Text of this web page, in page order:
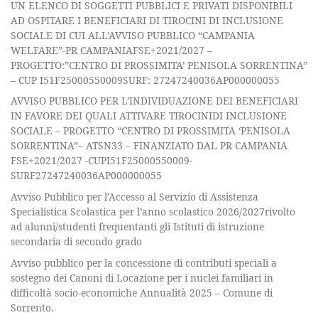
UN ELENCO DI SOGGETTI PUBBLICI E PRIVATI DISPONIBILI
AD OSPITARE I BENEFICIARI DI TIROCINI DI INCLUSIONE
SOCIALE DI CUI ALL’AVVISO PUBBLICO “CAMPANIA
WELFARE”-PR CAMPANIAFSE+2021/2027 –
PROGETTO:”CENTRO DI PROSSIMITA’ PENISOLA SORRENTINA”
– CUP I51F25000550009SURF: 27247240036AP000000055
AVVISO PUBBLICO PER L’INDIVIDUAZIONE DEI BENEFICIARI
IN FAVORE DEI QUALI ATTIVARE TIROCINIDI INCLUSIONE
SOCIALE – PROGETTO “CENTRO DI PROSSIMITA ‘PENISOLA
SORRENTINA”– ATSN33 – FINANZIATO DAL PR CAMPANIA
FSE+2021/2027 -CUPI51F25000550009-
SURF27247240036AP000000055
Avviso Pubblico per l’Accesso al Servizio di Assistenza
Specialistica Scolastica per l’anno scolastico 2026/2027rivolto
ad alunni/studenti frequentanti gli Istituti di istruzione
secondaria di secondo grado
Avviso pubblico per la concessione di contributi speciali a
sostegno dei Canoni di Locazione per i nuclei familiari in
difficoltà socio-economiche Annualità 2025 – Comune di
Sorrento.